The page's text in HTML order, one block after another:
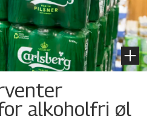
alkoholfri øl